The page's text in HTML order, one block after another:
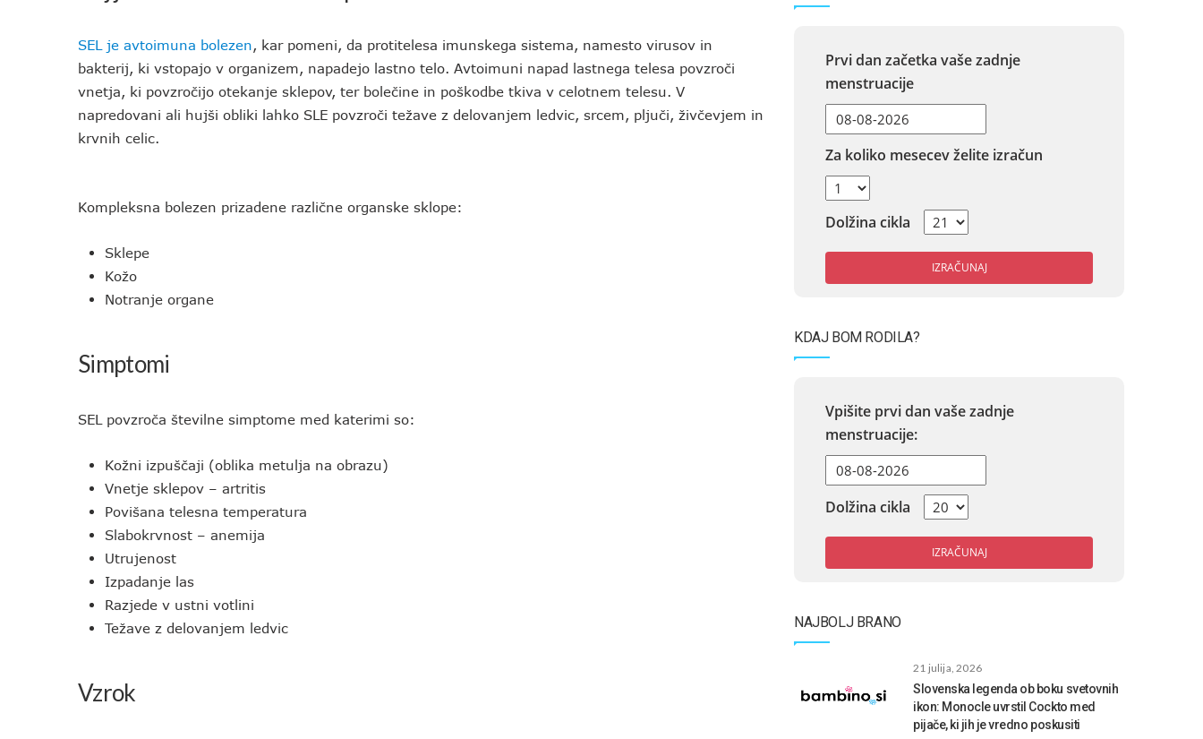
SEL je avtoimuna bolezen, kar pomeni, da protitelesa imunskega sistema, namesto virusov in
bakterij, ki vstopajo v organizem, napadejo lastno telo. Avtoimuni napad lastnega telesa povzroči
vnetja, ki povzročijo otekanje sklepov, ter bolečine in poškodbe tkiva v celotnem telesu. V
napredovani ali hujši obliki lahko SLE povzroči težave z delovanjem ledvic, srcem, pljuči, živčevjem in
krvnih celic.
Kompleksna bolezen prizadene različne organske sklope:
Sklepe
Kožo
Notranje organe
Simptomi
SEL povzroča številne simptome med katerimi so:
Kožni izpuščaji (oblika metulja na obrazu)
Vnetje sklepov – artritis
Povišana telesna temperatura
Slabokrvnost – anemija
Utrujenost
Izpadanje las
Razjede v ustni votlini
Težave z delovanjem ledvic
Vzrok
Prvi dan začetka vaše zadnje
menstruacije
Za koliko mesecev želite izračun
Dolžina cikla
IZRAČUNAJ
KDAJ BOM RODILA?
Vpišite prvi dan vaše zadnje
menstruacije:
Dolžina cikla
IZRAČUNAJ
NAJBOLJ BRANO
21 julija, 2026
Slovenska legenda ob boku svetovnih
ikon: Monocle uvrstil Cockto med
pijače, ki jih je vredno poskusiti